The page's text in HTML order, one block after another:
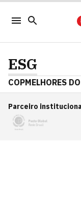
ESG
COPMELHORES
Parceiro